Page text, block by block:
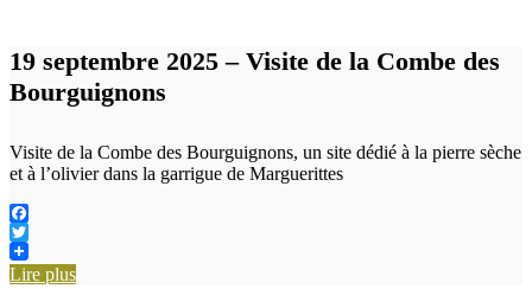
19 septembre 2025 – Visite de la Combe des
Bourguignons
Visite de la Combe des Bourguignons, un site dédié à la pierre sèche
et à l’olivier dans la garrigue de Marguerittes
Facebook
Twitter
Lire plus